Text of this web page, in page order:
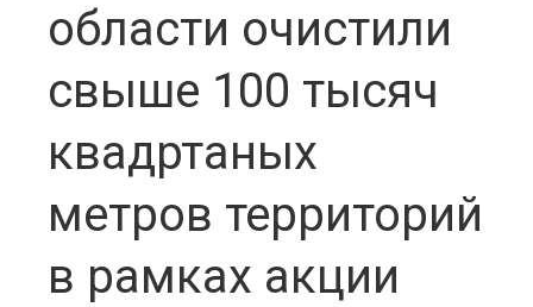
области очистили
свыше 100 тысяч
квадртаных
метров территорий
в рамках акции